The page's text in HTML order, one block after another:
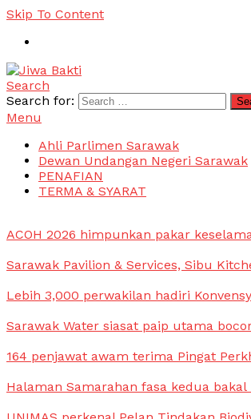
Skip To Content
Jiwa Bakti
Suara PBB Sarawak
Search
Search for:
Menu
Ahli Parlimen Sarawak
Dewan Undangan Negeri Sarawak
PENAFIAN
TERMA & SYARAT
ACOH 2026 himpunkan pakar
Sarawak Pavilion & Services, Sibu
Lebih 3,000 perwakilan hadiri
Sarawak Water siasat paip utama
164 penjawat awam terima Pingat
Halaman Samarahan fasa kedua